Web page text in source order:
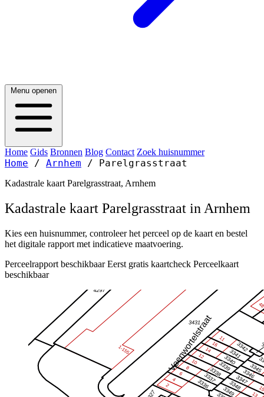
Menu openen
Home Gids Bronnen Blog Contact Zoek huisnummer
Home / Arnhem / Parelgrasstraat
Kadastrale kaart Parelgrasstraat, Arnhem
Kadastrale kaart Parelgrasstraat in Arnhem
Kies een huisnummer, controleer het perceel op de kaart en bestel
het digitale rapport met indicatieve maatvoering.
Perceelrapport beschikbaar Eerst gratis kaartcheck Perceelkaart
beschikbaar